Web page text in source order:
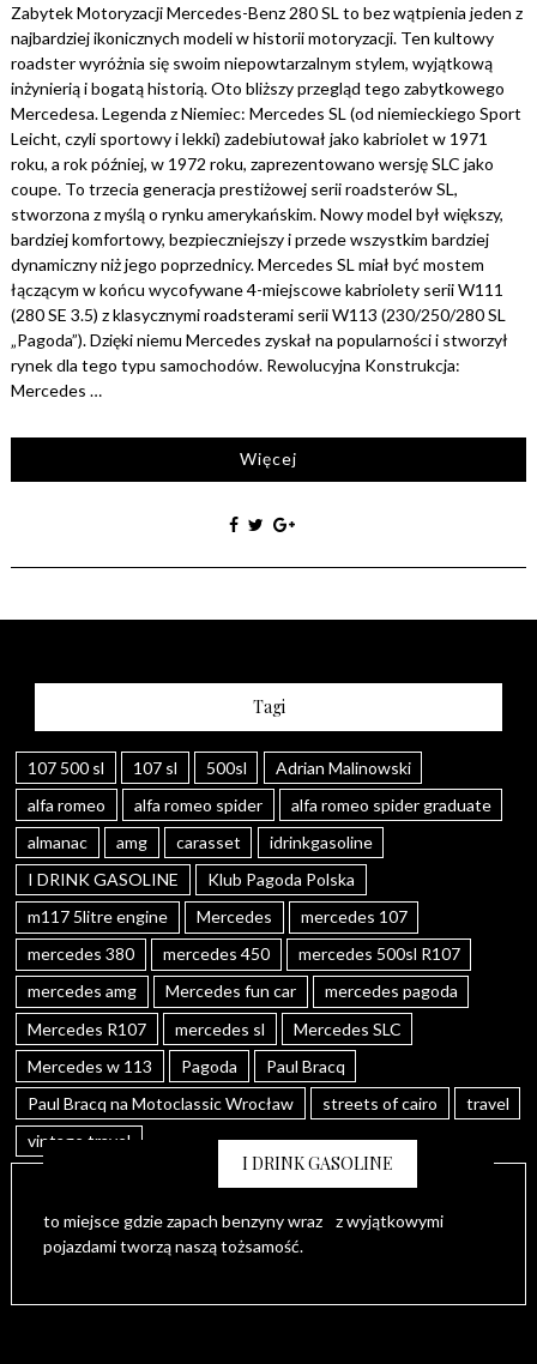
Zabytek Motoryzacji Mercedes-Benz 280 SL to bez wątpienia jeden z
najbardziej ikonicznych modeli w historii motoryzacji. Ten kultowy
roadster wyróżnia się swoim niepowtarzalnym stylem, wyjątkową
inżynierią i bogatą historią. Oto bliższy przegląd tego zabytkowego
Mercedesa. Legenda z Niemiec: Mercedes SL (od niemieckiego Sport
Leicht, czyli sportowy i lekki) zadebiutował jako kabriolet w 1971
roku, a rok później, w 1972 roku, zaprezentowano wersję SLC jako
coupe. To trzecia generacja prestiżowej serii roadsterów SL,
stworzona z myślą o rynku amerykańskim. Nowy model był większy,
bardziej komfortowy, bezpieczniejszy i przede wszystkim bardziej
dynamiczny niż jego poprzednicy. Mercedes SL miał być mostem
łączącym w końcu wycofywane 4-miejscowe kabriolety serii W111
(280 SE 3.5) z klasycznymi roadsterami serii W113 (230/250/280 SL
„Pagoda”). Dzięki niemu Mercedes zyskał na popularności i stworzył
rynek dla tego typu samochodów. Rewolucyjna Konstrukcja:
Mercedes …
Więcej
Tagi
107 500 sl 107 sl 500sl
Adrian Malinowski
alfa romeo
alfa romeo spider
alfa romeo spider graduate
almanac
amg carasset
idrinkgasoline
I DRINK GASOLINE
Klub Pagoda Polska
m117 5litre engine
Mercedes
mercedes 107
mercedes 380
mercedes 450
mercedes 500sl R107
mercedes amg
Mercedes fun car
mercedes pagoda
Mercedes R107
mercedes sl
Mercedes SLC
Mercedes w 113
Pagoda
Paul Bracq
Paul Bracq na Motoclassic Wrocław
streets of cairo
travel
vintage travel
I DRINK GASOLINE
to miejsce gdzie zapach benzyny wraz z wyjątkowymi
pojazdami tworzą naszą tożsamość.